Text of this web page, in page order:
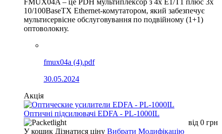
FMUX04A – це PDH мультиплексор з 4x E1/T1 плюс 3x
10/100BaseTX Ethernet-комутатором, який забезпечує
мультисервісне обслуговування по подвійному (1+1)
оптоволокну.
fmux04a (4).pdf
30.05.2024
Акція
Оптичні підсилювачі EDFA - PL-1000IL
від 0 грн
У кошик Дізнатися ціну Вибрати Модифікацію